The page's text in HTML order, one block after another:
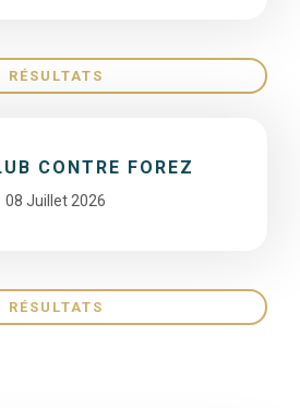
RÉSULTATS
CONTRE FOREZ
08 Juillet 2026
RÉSULTATS